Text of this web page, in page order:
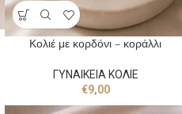
Κολιέ με κορδόνι – κοράλλι
ΓΥΝΑΙΚΕΙΑ ΚΟΛΙΕ
€9,00